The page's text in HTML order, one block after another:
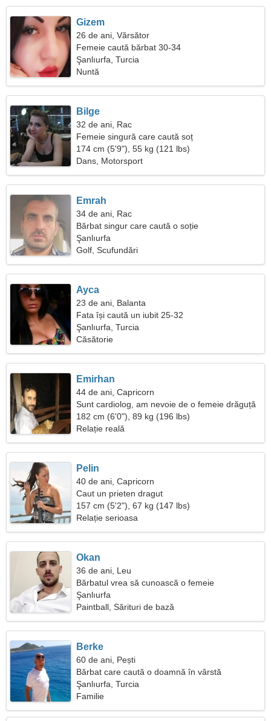
Gizem
26 de ani, Vărsător
Femeie caută bărbat 30-34
Şanlıurfa, Turcia
Nuntă
Bilge
32 de ani, Rac
Femeie singură care caută soț
174 cm (5'9"), 55 kg (121 lbs)
Dans, Motorsport
Emrah
34 de ani, Rac
Bărbat singur care caută o soție
Şanlıurfa
Golf, Scufundări
Ayca
23 de ani, Balanta
Fata își caută un iubit 25-32
Şanlıurfa, Turcia
Căsătorie
Emirhan
44 de ani, Capricorn
Sunt cardiolog, am nevoie de o femeie drăguță
182 cm (6'0"), 89 kg (196 lbs)
Relație reală
Pelin
40 de ani, Capricorn
Caut un prieten dragut
157 cm (5'2"), 67 kg (147 lbs)
Relație serioasa
Okan
36 de ani, Leu
Bărbatul vrea să cunoască o femeie
Şanlıurfa
Paintball, Sărituri de bază
Berke
60 de ani, Pești
Bărbat care caută o doamnă în vârstă
Şanlıurfa, Turcia
Familie